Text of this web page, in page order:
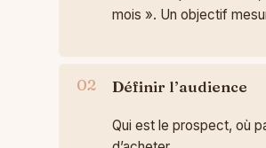
mois ». Un objectif
Définir l’audience
Qui est le prospect, où